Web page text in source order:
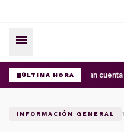
menu
ÚLTIMA HORARoban
INFORMACIÓN GENERAL